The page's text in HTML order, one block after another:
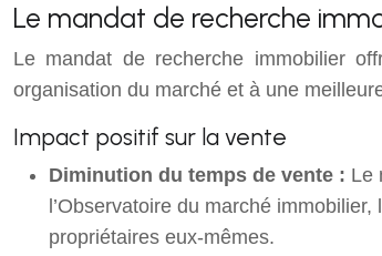
Le mandat de recherche
Le mandat de recherche immobilier
organisation du marché et à une
Impact positif sur la vente
Diminution du temps de vente : Le
l’Observatoire du marché
propriétaires eux-mêmes.